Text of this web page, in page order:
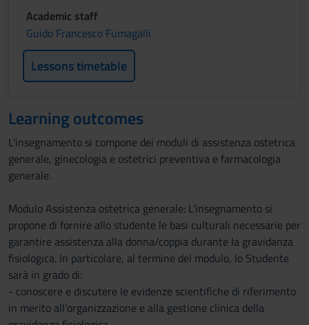
Academic staff
Guido Francesco Fumagalli
Lessons timetable
Learning outcomes
L’insegnamento si compone dei moduli di assistenza ostetrica
generale, ginecologia e ostetrici preventiva e farmacologia
generale.
Modulo Assistenza ostetrica generale: L’insegnamento si
propone di fornire allo studente le basi culturali necessarie per
garantire assistenza alla donna/coppia durante la gravidanza
fisiologica. In particolare, al termine del modulo, lo Studente
sarà in grado di:
- conoscere e discutere le evidenze scientifiche di riferimento
in merito all’organizzazione e alla gestione clinica della